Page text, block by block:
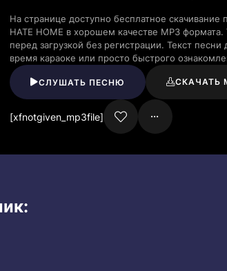
На странице доступно бесплатное
HATE HOME в хорошем качестве MP3
перед загрузкой без регистрации. Текст
время караоке или просто быстрого
СЛУШАТЬ ПЕСНЮ СКАЧАТЬ
[xfnotgiven_mp3file]